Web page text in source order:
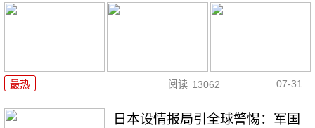
最热 阅读 13062 07-31
日本设情报局引全球警惕：军国